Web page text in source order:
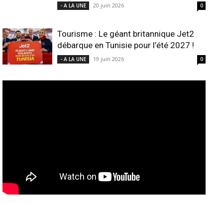
- A LA UNE 20 juin 2026 0
Tourisme : Le géant britannique Jet2
débarque en Tunisie pour l’été 2027 !
- A LA UNE 19 juin 2026 0